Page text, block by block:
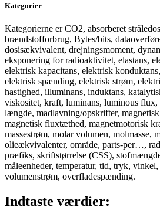
Kategorier
Kategorierne er CO2, absorberet
brændstofforbrug, Bytes/bits,
dosisækvivalent, drejningsmoment,
eksponering for radioaktivitet, elastans,
elektrisk kapacitans, elektrisk
elektrisk spænding, elektrisk strøm,
hastighed, illuminans, induktans,
viskositet, kraft, luminans, luminous
længde, madlavning/opskrifter,
magnetisk fluxtæthed, magnetmotorisk
massestrøm, molar volumen, molmasse,
olieækvivalenter, område, parts-per…,
præfiks, skriftstørrelse (CSS),
måleenheder, temperatur, tid, tryk,
volumenstrøm, overfladespænding.
Indtaste værdier: